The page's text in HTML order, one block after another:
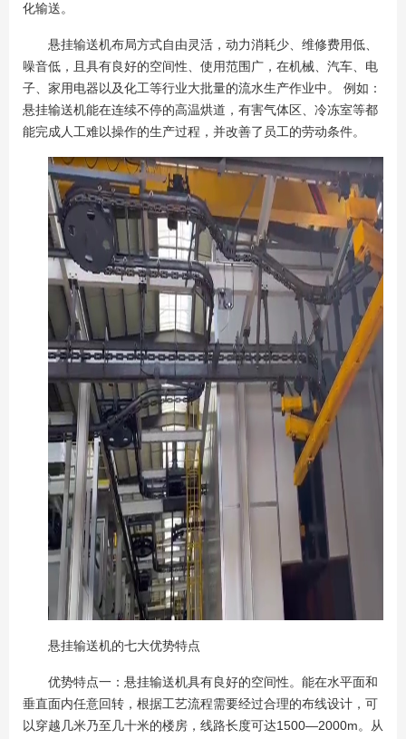
化输送。
悬挂输送机布局方式自由灵活，动力消耗少、维修费用低、
噪音低，且具有良好的空间性、使用范围广，在机械、汽车、电
子、家用电器以及化工等行业大批量的流水生产作业中。 例如：
悬挂输送机能在连续不停的高温烘道，有害气体区、冷冻室等都
能完成人工难以操作的生产过程，并改善了员工的劳动条件。
悬挂输送机的七大优势特点
优势特点一：悬挂输送机具有良好的空间性。能在水平面和
垂直面内任意回转，根据工艺流程需要经过合理的布线设计，可
以穿越几米乃至几十米的楼房，线路长度可达1500—2000m。从